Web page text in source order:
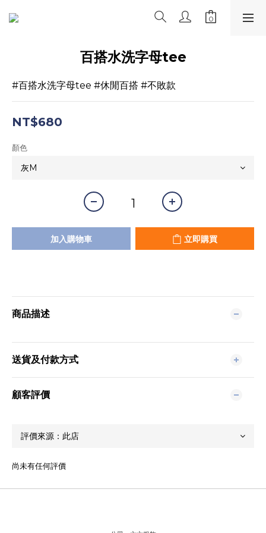
百搭水洗字母tee
#百搭水洗字母tee #休閒百搭 #不敗款
NT$680
顏色
加入購物車 立即購買
商品描述
送貨及付款方式
顧客評價
尚未有任何評價